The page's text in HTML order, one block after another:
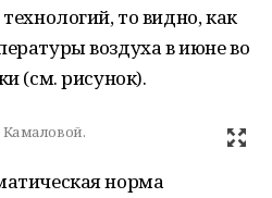
то видно, как
воздуха в июне во
(см. рисунок).
норма